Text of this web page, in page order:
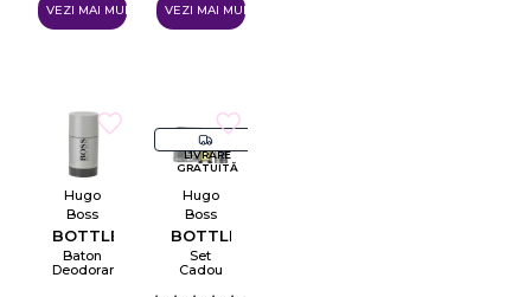
VEZI MAI MULTE VEZI MAI MULTE
Hugo
Boss
BOTTLED
Baton
Deodorant
LIVRARE
GRATUITĂ
Hugo
Boss
BOTTLED
Set
Cadou